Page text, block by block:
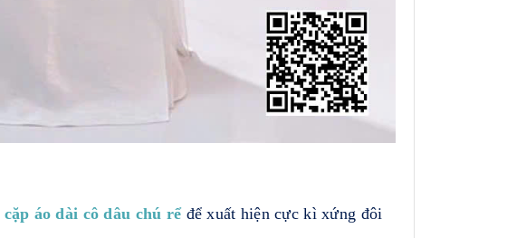
cặp áo dài cô dâu chú rểđể xuất hiện cực kì xứng đôi